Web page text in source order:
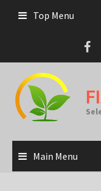
Top Menu
Main Menu